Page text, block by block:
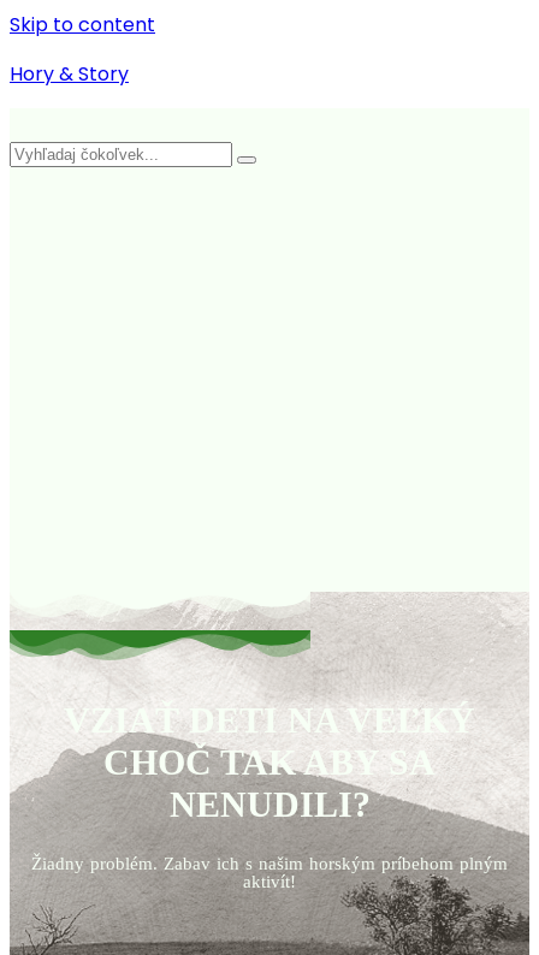
Skip to content
Hory & Story
VZIAŤ DETI NA VEĽKÝ
CHOČ TAK ABY SA
NENUDILI?
Žiadny problém. Zabav ich s našim horským príbehom plným
aktivít!